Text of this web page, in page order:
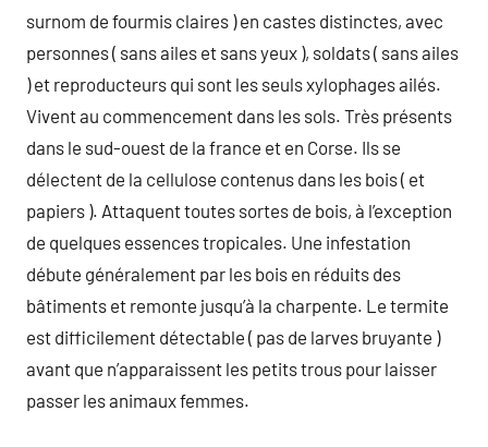
surnom de fourmis claires ) en castes distinctes, avec
personnes ( sans ailes et sans yeux ), soldats ( sans ailes
) et reproducteurs qui sont les seuls xylophages ailés.
Vivent au commencement dans les sols. Très présents
dans le sud-ouest de la france et en Corse. Ils se
délectent de la cellulose contenus dans les bois ( et
papiers ). Attaquent toutes sortes de bois, à l’exception
de quelques essences tropicales. Une infestation
débute généralement par les bois en réduits des
bâtiments et remonte jusqu’à la charpente. Le termite
est difficilement détectable ( pas de larves bruyante )
avant que n’apparaissent les petits trous pour laisser
passer les animaux femmes.